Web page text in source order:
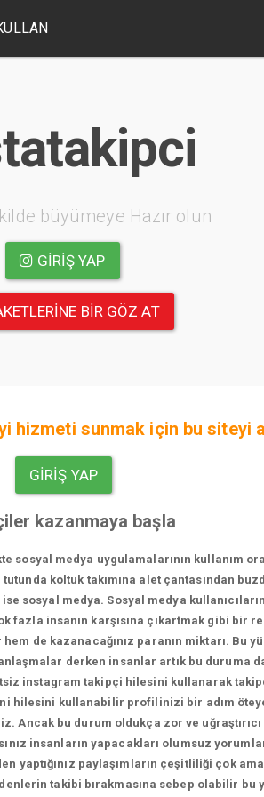
büyümeye Hazır olun
GIRIŞ YAP
BIR GÖZ AT
hizmeti sunmak için bu siteyi
GIRIŞ YAP
kazanmaya başla
medya uygulamalarının kullanım
koltuk takımına alet çantasından
sosyal medya. Sosyal medya
fazla insanın karşısına çıkartmak gibi
de kazanacağınız paranın miktarı. Bu
derken insanlar artık bu
takipçi hilesini kullanarak takipçi
hilesini kullanabilir profilinizi bir adım
bu durum oldukça zor ve
insanların yapacakları olumsuz
yaptığınız paylaşımların çeşitliliği çok
takibi bırakmasına sebep olabilir bu